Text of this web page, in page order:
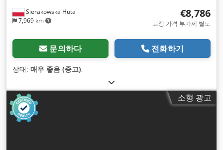
Sierakowska Huta
7,969 km
€8,786
고정 가격 부가세 별도
문의하다 전화하기
상태: 매우 좋음 (중고),
소형 광고